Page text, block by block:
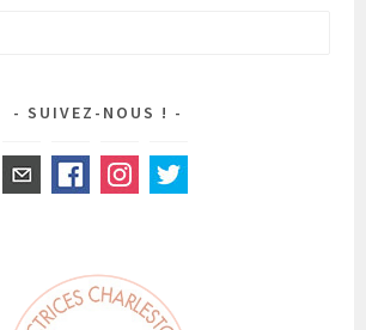
SUIVEZ-NOUS !